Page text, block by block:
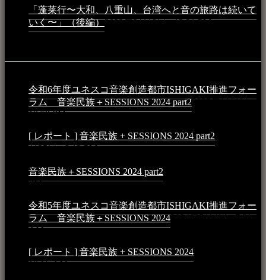
「蓬莱行〜大和、八重山、台湾へと音の旅路は続いて
いく〜」（後編）2023年3月18日 - 12:31 PM
令和6年度ユネスコ音楽創造都市ISHIGAKI推進フォー
ラム 音楽民族＋SESSIONS 2024 part22025年1月1日 -
10:50 PM
[ レポート ] 音楽民族 + SESSIONS 2024 part2
月25日 - 9:13 PM
音楽民族＋SESSIONS 2024 part2
PM
令和5年度ユネスコ音楽創造都市ISHIGAKI推進フォー
ラム 音楽民族＋SESSIONS 20242024年5月4日 - 7:21
AM
[ レポート ] 音楽民族 + SESSIONS 2024
10:16 AM